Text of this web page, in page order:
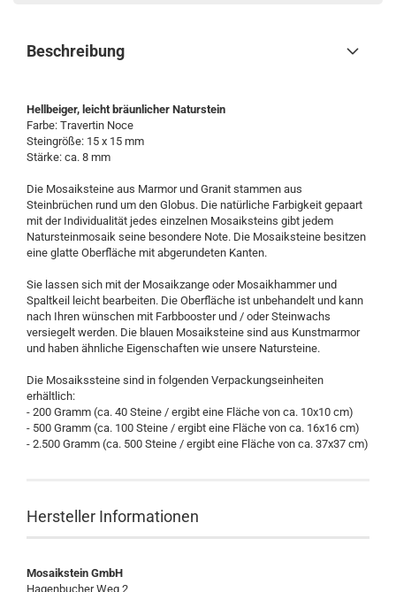
Beschreibung
Hellbeiger, leicht bräunlicher Naturstein
Farbe: Travertin Noce
Steingröße: 15 x 15 mm
Stärke: ca. 8 mm
Die Mosaiksteine aus Marmor und Granit stammen aus
Steinbrüchen rund um den Globus. Die natürliche Farbigkeit gepaart
mit der Individualität jedes einzelnen Mosaiksteins gibt jedem
Natursteinmosaik seine besondere Note. Die Mosaiksteine besitzen
eine glatte Oberfläche mit abgerundeten Kanten.
Sie lassen sich mit der Mosaikzange oder Mosaikhammer und
Spaltkeil leicht bearbeiten. Die Oberfläche ist unbehandelt und kann
nach Ihren wünschen mit Farbbooster und / oder Steinwachs
versiegelt werden. Die blauen Mosaiksteine sind aus Kunstmarmor
und haben ähnliche Eigenschaften wie unsere Natursteine.
Die Mosaikssteine sind in folgenden Verpackungseinheiten
erhältlich:
- 200 Gramm (ca. 40 Steine / ergibt eine Fläche von ca. 10x10 cm)
- 500 Gramm (ca. 100 Steine / ergibt eine Fläche von ca. 16x16 cm)
- 2.500 Gramm (ca. 500 Steine / ergibt eine Fläche von ca. 37x37 cm)
Hersteller Informationen
Mosaikstein GmbH
Hagenbucher Weg 2